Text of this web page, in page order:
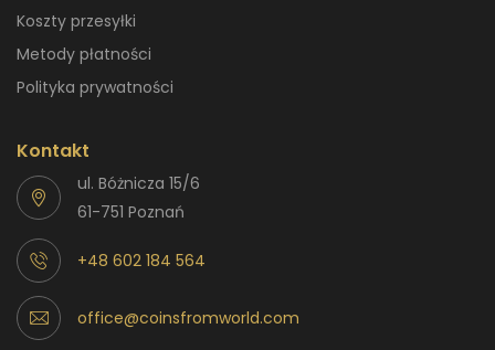
Koszty przesyłki
Metody płatności
Polityka prywatności
Kontakt
ul. Bóżnicza 15/6
61-751 Poznań
+48 602 184 564
office@coinsfromworld.com